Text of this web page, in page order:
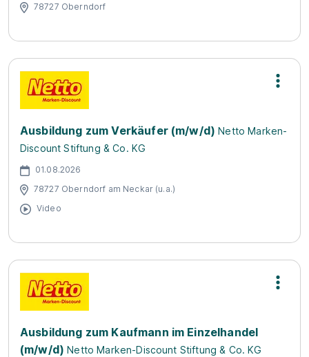
78727 Oberndorf
Ausbildung zum Verkäufer (m/w/d) Netto Marken-
Discount Stiftung & Co. KG
01.08.2026
78727 Oberndorf am Neckar (u.a.)
Video
Ausbildung zum Kaufmann im Einzelhandel
(m/w/d) Netto Marken-Discount Stiftung & Co. KG